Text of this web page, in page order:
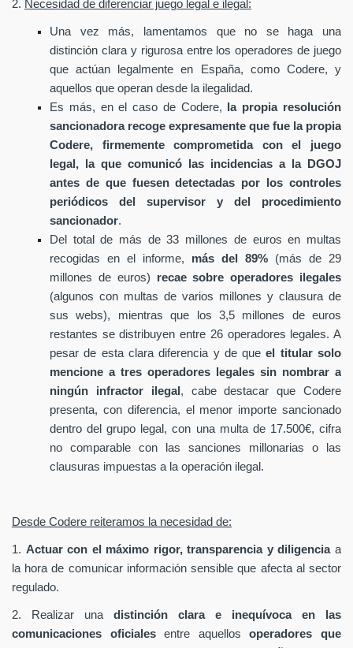
2. Necesidad de diferenciar juego legal e ilegal:
Una vez más, lamentamos que no se haga una
distinción clara y rigurosa entre los operadores de juego
que actúan legalmente en España, como Codere, y
aquellos que operan desde la ilegalidad.
Es más, en el caso de Codere,
la propia resolución
sancionadora recoge expresamente que fue la propia
Codere, firmemente comprometida con el juego
legal, la que comunicó las incidencias a la DGOJ
antes de que fuesen detectadas por los controles
periódicos del supervisor y del procedimiento
sancionador.
Del total de más de 33 millones de euros en multas
recogidas en el informe, más del 89% (más de 29
millones de euros) recae sobre operadores ilegales
(algunos con multas de varios millones y clausura de
sus webs), mientras que los 3,5 millones de euros
restantes se distribuyen entre 26 operadores legales. A
pesar de esta clara diferencia y de queel titular solo
mencione a tres operadores legales sin nombrar a
ningún infractor ilegal , cabe destacar que Codere
presenta, con diferencia, el menor importe sancionado
dentro del grupo legal, con una multa de 17.500€, cifra
no comparable con las sanciones millonarias o las
clausuras impuestas a la operación ilegal.
Desde Codere reiteramos la necesidad de:
1. Actuar con el máximo rigor, transparencia y diligenciaa
la hora de comunicar información sensible que afecta al sector
regulado.
2. Realizar una distinción clara e inequívoca en las
comunicaciones oficialesentre aquellosoperadores que